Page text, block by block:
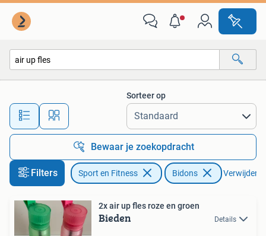
Alle afstanden…
Sorteer op
Bewaar je zoekopdracht
Filters Sport en Fitness Bidons Verwijder
2x air up fles roze en groen
Bieden Details